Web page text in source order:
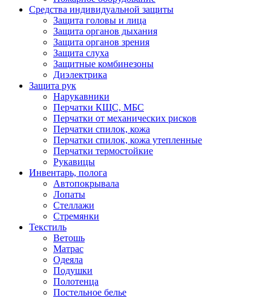
Средства индивидуальной защиты
Защита головы и лица
Защита органов дыхания
Защита органов зрения
Защита слуха
Защитные комбинезоны
Диэлектрика
Защита рук
Нарукавники
Перчатки КЩС, МБС
Перчатки от механических рисков
Перчатки спилок, кожа
Перчатки спилок, кожа утепленные
Перчатки термостойкие
Рукавицы
Инвентарь, полога
Автопокрывала
Лопаты
Стеллажи
Стремянки
Текстиль
Ветошь
Матрас
Одеяла
Подушки
Полотенца
Постельное белье